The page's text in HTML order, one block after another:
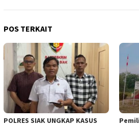
POS TERKAIT
POLRES SIAK UNGKAP KASUS